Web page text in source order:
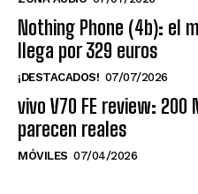
Nothing Phone (4b): el
llega por 329 euros
¡DESTACADOS! 07/07/2026
vivo V70 FE review: 200
parecen reales
MÓVILES 07/04/2026